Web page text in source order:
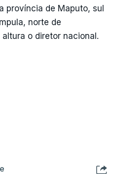
província de Maputo, sul
norte de
o diretor nacional.